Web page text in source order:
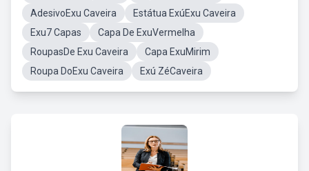
AdesivoExu Caveira
Estátua ExúExu Caveira
Exu7 Capas
Capa De ExuVermelha
RoupasDe Exu Caveira
Capa ExuMirim
Roupa DoExu Caveira
Exú ZéCaveira